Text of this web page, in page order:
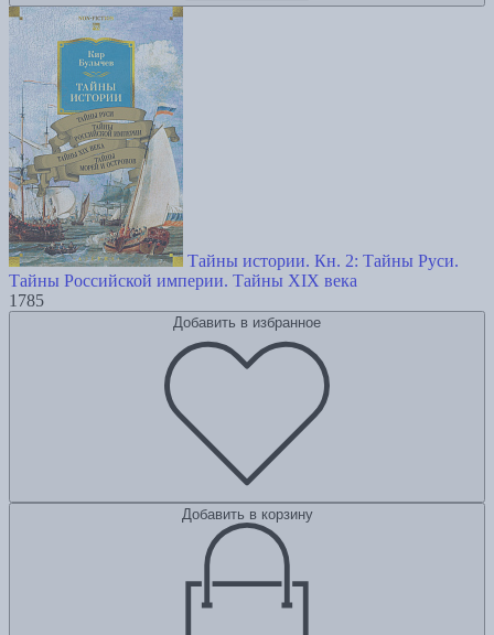
Тайны истории. Кн. 2: Тайны Руси.
Тайны Российской империи. Тайны XIX века
1785
Добавить в избранное
Добавить в корзину